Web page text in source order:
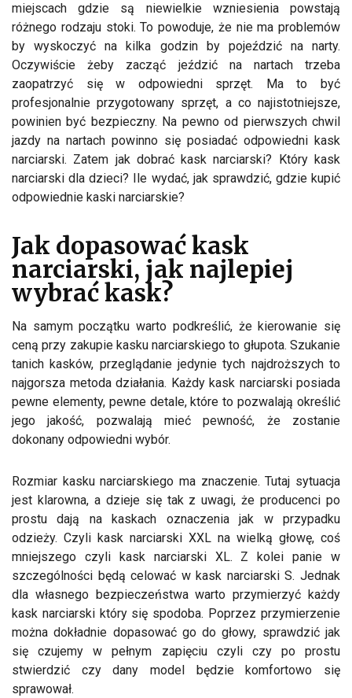
miejscach gdzie są niewielkie wzniesienia powstają
różnego rodzaju stoki. To powoduje, że nie ma problemów
by wyskoczyć na kilka godzin by pojeździć na narty.
Oczywiście żeby zacząć jeździć na nartach trzeba
zaopatrzyć się w odpowiedni sprzęt. Ma to być
profesjonalnie przygotowany sprzęt, a co najistotniejsze,
powinien być bezpieczny. Na pewno od pierwszych chwil
jazdy na nartach powinno się posiadać odpowiedni kask
narciarski. Zatem jak dobrać kask narciarski? Który kask
narciarski dla dzieci? Ile wydać, jak sprawdzić, gdzie kupić
odpowiednie kaski narciarskie?
Jak dopasować kask
narciarski, jak najlepiej
wybrać kask?
Na samym początku warto podkreślić, że kierowanie się
ceną przy zakupie kasku narciarskiego to głupota. Szukanie
tanich kasków, przeglądanie jedynie tych najdroższych to
najgorsza metoda działania. Każdy kask narciarski posiada
pewne elementy, pewne detale, które to pozwalają określić
jego jakość, pozwalają mieć pewność, że zostanie
dokonany odpowiedni wybór.
Rozmiar kasku narciarskiego ma znaczenie. Tutaj sytuacja
jest klarowna, a dzieje się tak z uwagi, że producenci po
prostu dają na kaskach oznaczenia jak w przypadku
odzieży. Czyli kask narciarski XXL na wielką głowę, coś
mniejszego czyli kask narciarski XL. Z kolei panie w
szczególności będą celować w kask narciarski S. Jednak
dla własnego bezpieczeństwa warto przymierzyć każdy
kask narciarski który się spodoba. Poprzez przymierzenie
można dokładnie dopasować go do głowy, sprawdzić jak
się czujemy w pełnym zapięciu czyli czy po prostu
stwierdzić czy dany model będzie komfortowo się
sprawował.